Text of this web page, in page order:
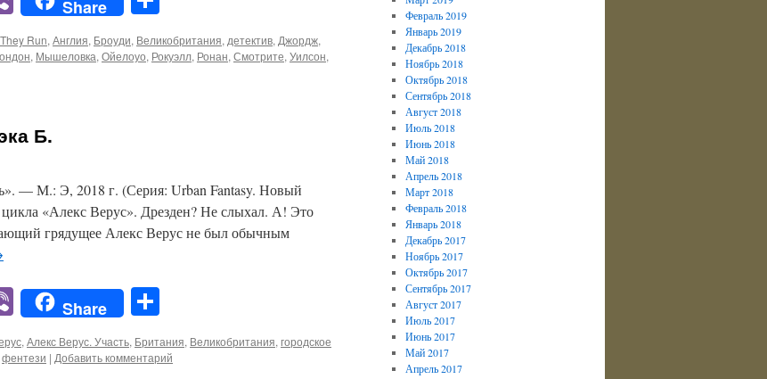
Share
Run, Англия, Броуди, Великобритания, детектив, Джордж,
, Мышеловка, Ойелоуо, Рокуэлл, Ронан, Смотрите, Уилсон,
Б.
— М.: Э, 2018 г. (Серия: Urban Fantasy. Новый
«Алекс Верус». Дрезден? Не слыхал. А! Это
грядущее Алекс Верус не был обычным
ViberShare
, Алекс Верус. Участь, Британия, Великобритания, городское
фентези | Добавить комментарий
Февраль 2019
Январь 2019
Декабрь 2018
Ноябрь 2018
Октябрь 2018
Сентябрь 2018
Август 2018
Июль 2018
Июнь 2018
Май 2018
Апрель 2018
Март 2018
Февраль 2018
Январь 2018
Декабрь 2017
Ноябрь 2017
Октябрь 2017
Сентябрь 2017
Август 2017
Июль 2017
Июнь 2017
Май 2017
Апрель 2017